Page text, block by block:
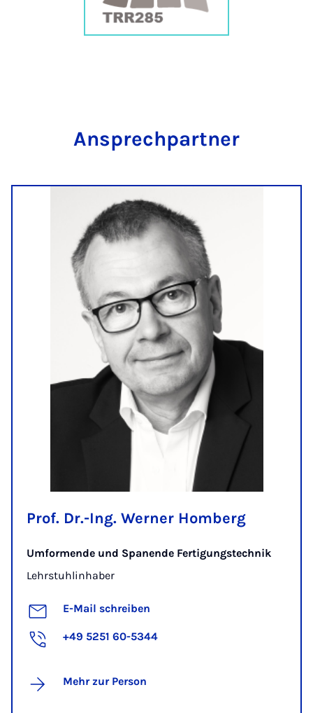
An­sprech­part­ner
Prof. Dr.-Ing. Werner Homberg
Umformende und Spanende Fertigungstechnik
Lehrstuhlinhaber
E-Mail schreiben
+49 5251 60-5344
Mehr zur Person